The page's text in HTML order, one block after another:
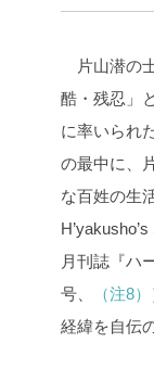
片山潜の
酷・残忍」
に率いられ
の最中に、
な百姓の生
月刊誌『ハ
号、
（注8）
経緯を自伝